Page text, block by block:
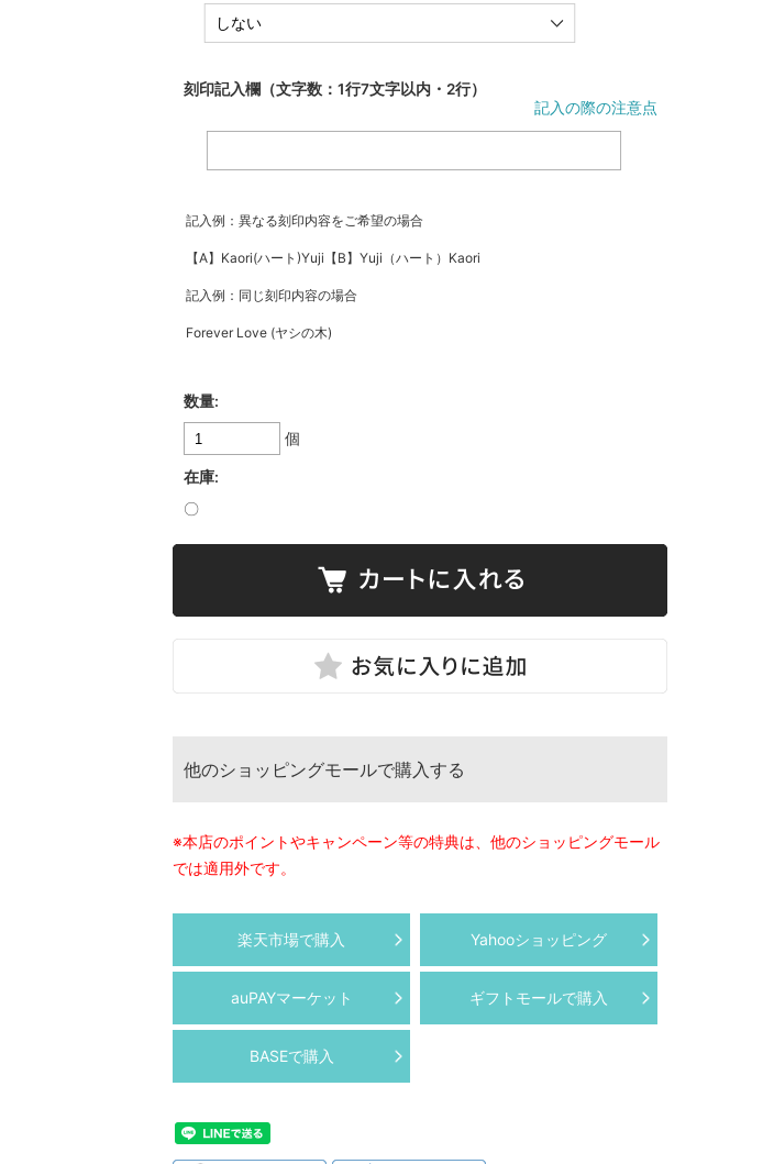
刻印記入欄（文字数：1行7文字以内・2行）
記入の際の注意点
記入例：異なる刻印内容をご希望の場合
【A】Kaori(ハート)Yuji【B】Yuji（ハート）Kaori
記入例：同じ刻印内容の場合
Forever Love (ヤシの木)
数量:
個
在庫:
〇
他のショッピングモールで購入する
※本店のポイントやキャンペーン等の特典は、他のショッピングモール
では適用外です。
楽天市場で購入 Yahooショッピング
auPAYマーケット ギフトモールで購入
BASEで購入